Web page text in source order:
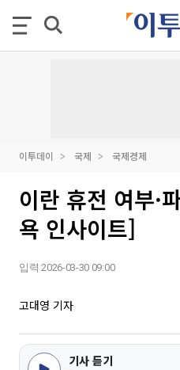
이투데이 국제 국제경제
이란 휴전 여부·
욕 인사이트]
입력 2026-03-30 09:00
고대영 기자
기사 듣기